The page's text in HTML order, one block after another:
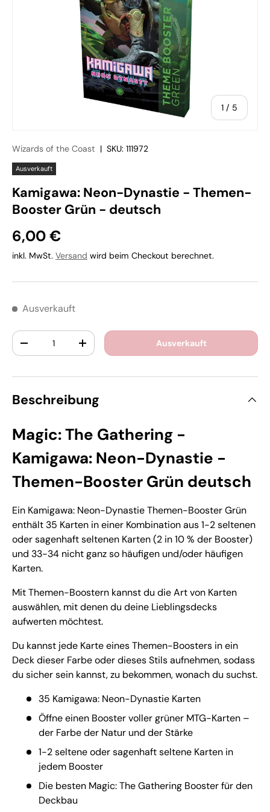
1 / von
5
Wizards of the Coast | SKU: 111972
Ausverkauft
Kamigawa: Neon-Dynastie - Themen-
Booster Grün - deutsch
6,00 €
inkl. MwSt. Versand wird beim Checkout berechnet.
Ausverkauft
Anzahl
+ Ausverkauft
Beschreibung
Magic: The Gathering -
Kamigawa: Neon-Dynastie -
Themen-Booster Grün deutsch
Ein Kamigawa: Neon-Dynastie Themen-Booster Grün
enthält 35 Karten in einer Kombination aus 1-2 seltenen
oder sagenhaft seltenen Karten (2 in 10 % der Booster)
und 33-34 nicht ganz so häufigen und/oder häufigen
Karten.
Mit Themen-Boostern kannst du die Art von Karten
auswählen, mit denen du deine Lieblingsdecks
aufwerten möchtest.
Du kannst jede Karte eines Themen-Boosters in ein
Deck dieser Farbe oder dieses Stils aufnehmen, sodass
du sicher sein kannst, zu bekommen, wonach du suchst.
35 Kamigawa: Neon-Dynastie Karten
Öffne einen Booster voller grüner MTG-Karten –
der Farbe der Natur und der Stärke
1-2 seltene oder sagenhaft seltene Karten in
jedem Booster
Die besten Magic: The Gathering Booster für den
Deckbau